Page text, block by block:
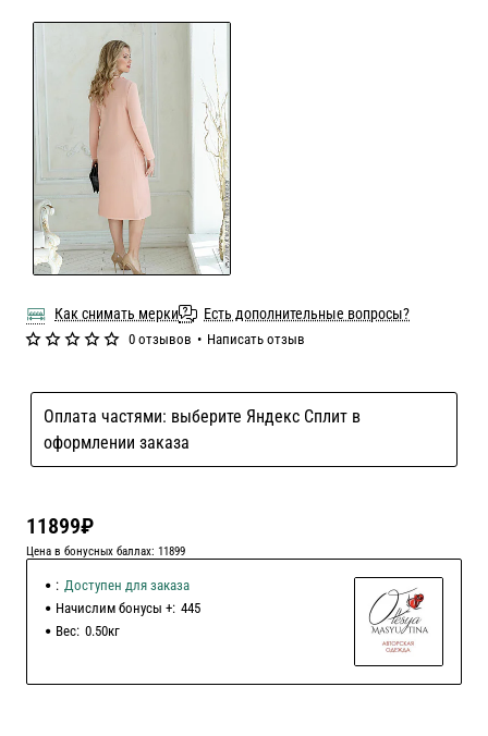
Как снимать мерки Есть дополнительные вопросы?
Оплата частями: выберите Яндекс Сплит в
оформлении заказа
0 отзывов • Написать отзыв
11899₽
Цена в бонусных баллах: 11899
: Доступен для заказа
Начислим бонусы +: 445
Вес: 0.50кг